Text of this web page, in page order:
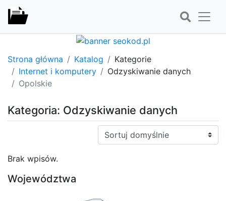
Strona główna Katalog
Kategorie
Internet i komputery
Odzyskiwanie danych
Opolskie
Kategoria: Odzyskiwanie danych
Sortuj:
Brak wpisów.
Województwa